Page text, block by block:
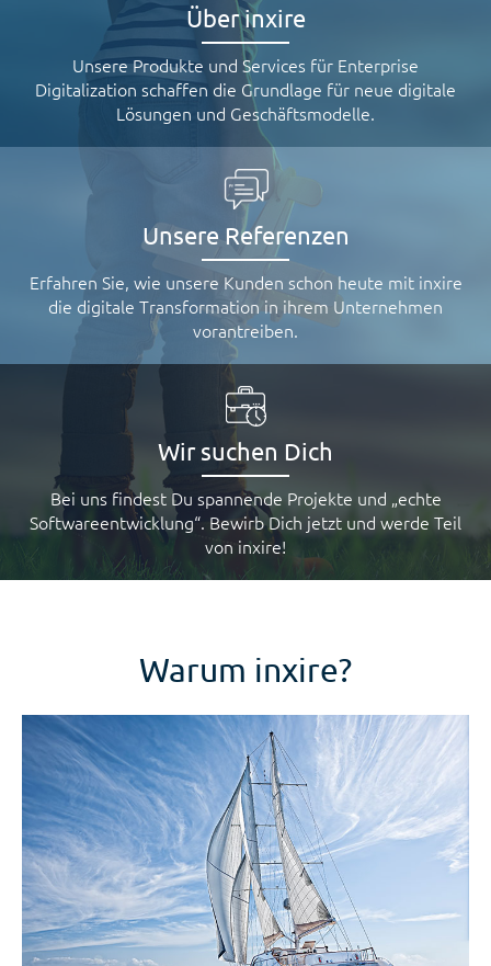
Über inxire
Unsere Produkte und Services für Enterprise
Digitalization schaffen die Grundlage für neue digitale
Lösungen und Geschäftsmodelle.
Unsere Referenzen
Erfahren Sie, wie unsere Kunden schon heute mit inxire
die digitale Transformation in ihrem Unternehmen
vorantreiben.
Wir suchen Dich
Bei uns findest Du spannende Projekte und „echte
Softwareentwicklung“. Bewirb Dich jetzt und werde Teil
von inxire!
Warum inxire?